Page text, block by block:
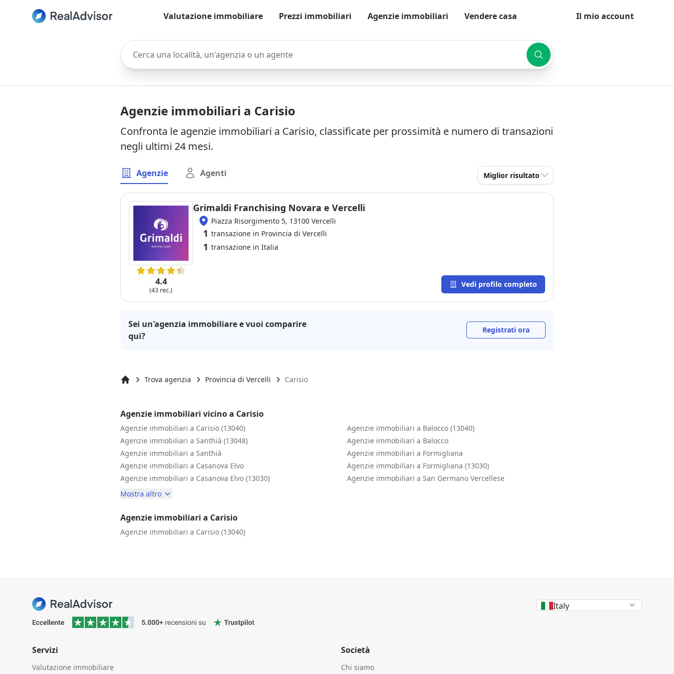
Valutazione immobiliare Prezzi immobiliari Agenzie immobiliari Vendere casa Il mio account
Cerca una località, un'agenzia o un agente
Agenzie immobiliari a Carisio
Confronta le agenzie immobiliari a Carisio, classificate per prossimità e numero di transazioni
negli ultimi 24 mesi.
Agenzie Agenti Miglior risultato
4.4
(43 rec.)
Grimaldi Franchising Novara e Vercelli
Piazza Risorgimento 5, 13100 Vercelli
1 transazione in Provincia di Vercelli
1 transazione in Italia
Vedi profilo completo
Sei un'agenzia immobiliare e vuoi comparire
qui?
Registrati ora
Trova agenzia Provincia di Vercelli Carisio
Agenzie immobiliari vicino a Carisio
Agenzie immobiliari a Carisio (13040)
Agenzie immobiliari a Santhià (13048)
Agenzie immobiliari a Santhià
Agenzie immobiliari a Casanova Elvo
Agenzie immobiliari a Casanova Elvo (13030)
Agenzie immobiliari a Balocco (13040)
Agenzie immobiliari a Balocco
Agenzie immobiliari a Formigliana
Agenzie immobiliari a Formigliana (13030)
Agenzie immobiliari a San Germano Vercellese
Mostra altro
Agenzie immobiliari a Carisio
Agenzie immobiliari a Carisio (13040)
Italy
Servizi
Valutazione immobiliare
Società
Chi siamo